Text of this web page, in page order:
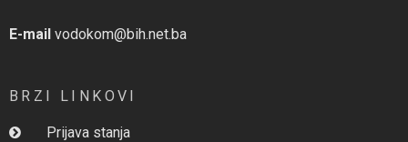
E-mail vodokom@bih.net.ba
BRZI LINKOVI
Prijava stanja